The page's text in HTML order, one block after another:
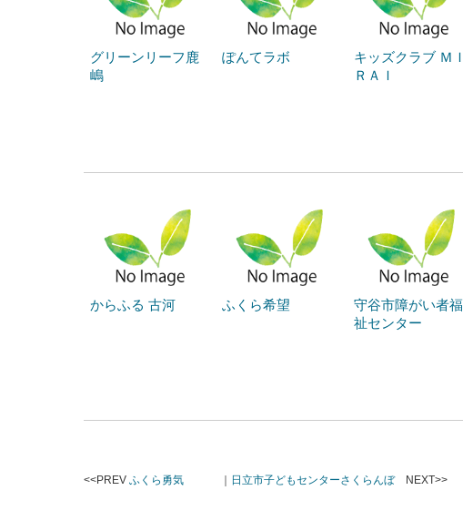
グリーンリーフ鹿
嶋
ぽんてラボ
キッズクラブ ＭＩ
ＲＡＩ
からふる 古河 ふくら希望
守谷市障がい者福
祉センター
<<PREV ふくら勇気 ｜ 日立市子どもセンターさくらんぼNEXT>>